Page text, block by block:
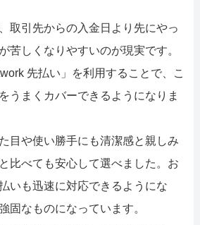
取引先からの入金日より先にやっ
苦しくなりやすいのが現実です。
先払い」を利用することで、こ
うまくカバーできるようになりま
目や使い勝手にも清潔感と親しみ
比べても安心して選べました。お
いも迅速に対応できるようにな
固なものになっています。